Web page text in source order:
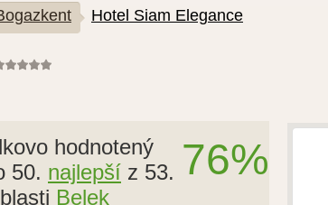
Hotel Siam Elegance
76%
hodnotený
50. najlepší z 53.
Belek